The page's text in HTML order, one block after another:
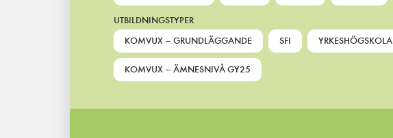
UTBILDNINGSTYPER
KOMVUX – GRUNDLÄGGANDE
SFI YRKESHÖGSKOLA
KOMVUX – ÄMNESNIVÅ GY25